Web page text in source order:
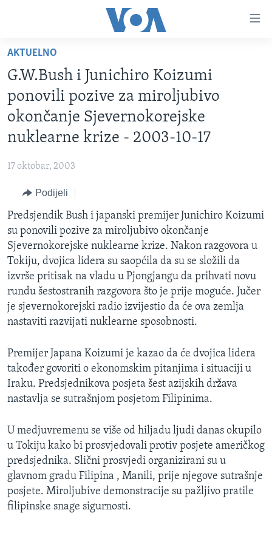
glavni
sadržaj
na
glavnu
navigaciju
na
TV PROGRAM
FOTOGRAFIJE DANA
VIJESTI
SVIJET
SPECIJALNI PROJEKTI
KORUPCIJA
SLOBODA MEDIJA
ŽENSKA STRANA
IZBJEGLIČKA STRANA
MAGAZIN
O GLASU AMERIKE
PRATITE NAS
Jezici
AKTUELNO
G.W.Bush i Junichiro Koizumi
ponovili pozive za miroljubivo
okončanje Sjevernokorejske
nuklearne krize - 2003-10-17
17 oktobar, 2003
Podijeli
Predsjendik Bush i japanski premijer Junichiro Koizumi
su ponovili pozive za miroljubivo okončanje
Sjevernokorejske nuklearne krize. Nakon razgovora u
Tokiju, dvojica lidera su saopćila da su se složili da
izvrše pritisak na vladu u Pjongjangu da prihvati novu
rundu šestostranih razgovora što je prije moguće. Jučer
je sjevernokorejski radio izvijestio da će ova zemlja
nastaviti razvijati nuklearne sposobnosti.
Premijer Japana Koizumi je kazao da će dvojica lidera
također govoriti o ekonomskim pitanjima i situaciji u
Iraku. Predsjednikova posjeta šest azijskih država
nastavlja se sutrašnjom posjetom Filipinima.
U medjuvremenu se više od hiljadu ljudi danas okupilo
u Tokiju kako bi prosvjedovali protiv posjete američkog
predsjednika. Slični prosvjedi organizirani su u
glavnom gradu Filipina , Manili, prije njegove sutrašnje
posjete. Miroljubive demonstracije su pažljivo pratile
filipinske snage sigurnosti.